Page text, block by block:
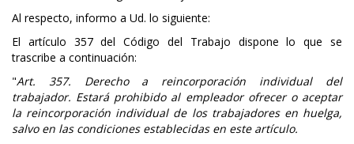
Al respecto, informo a Ud. lo siguiente:
El artículo 357 del Código del Trabajo dispone lo que se
trascribe a continuación:
"Art. 357. Derecho a reincorporación individual del
trabajador. Estará prohibido al empleador ofrecer o aceptar
la reincorporación individual de los trabajadores en huelga,
salvo en las condiciones establecidas en este artículo.